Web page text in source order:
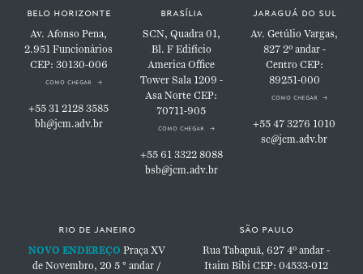
belo horizonte
Av. Afonso Pena,
2.951Funcionários
CEP: 30130-006
como chegar
+55 31 2128 3585
bh@jcm.adv.br
brasília
SCN, Quadra 01,
Bl. FEdifício
America Office
TowerSala 1209 -
Asa NorteCEP:
70711-905
como chegar
+55 61 3322 8088
bsb@jcm.adv.br
jaraguá do sul
Av. Getúlio Vargas,
8272º andar -
Centro CEP:
89251-000
como chegar
+55 47 3276 1010
sc@jcm.adv.br
rio de janeiro
NOVO ENDEREÇO Praça XV
de Novembro, 20 5 ° andar /
são paulo
Rua Tabapuã, 6274º andar -
Itaim BibiCEP: 04533-012